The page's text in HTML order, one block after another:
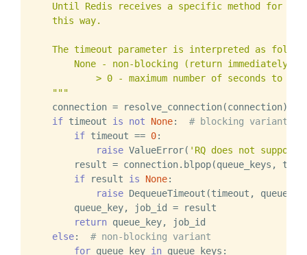
Until Redis receives a specific method for
    this way.
The timeout parameter is interpreted as
        None - non-blocking (return immediately)
> 0 - maximum number of seconds to
    """
    connection = resolve_connection(connection)
if timeout is not None: # blocking variant
if timeout == 0:
raise ValueError( 'RQ does not
result = connection.blpop(queue_keys,
if result is None:
raise DequeueTimeout(timeout,
        queue_key, job_id = result
return queue_key, job_id
else: # non-blocking variant
for queue_key in queue_keys: